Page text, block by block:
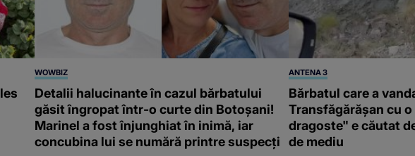
WOWBIZ
Detalii halucinante în cazul bărbatului
găsit îngropat într-o curte din Botoșani!
Marinel a fost înjunghiat în inimă, iar
concubina lui se numără printre suspecți
ANTENA 3
Bărbatul care a
Transfăgărășan cu
dragoste" e căutat
de mediu